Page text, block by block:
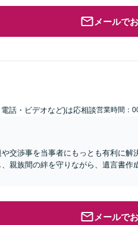
メールで
話・ビデオなど)は応相談営業時間：
交渉事を当事者にもっとも有利に
親族間の絆を守りながら、遺言書作
メールで